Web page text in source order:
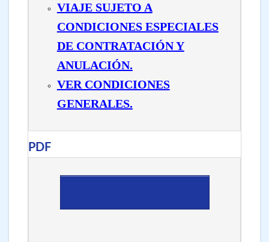
VIAJE SUJETO A
CONDICIONES ESPECIALES
DE CONTRATACIÓN Y
ANULACIÓN.
VER CONDICIONES
GENERALES.
PDF